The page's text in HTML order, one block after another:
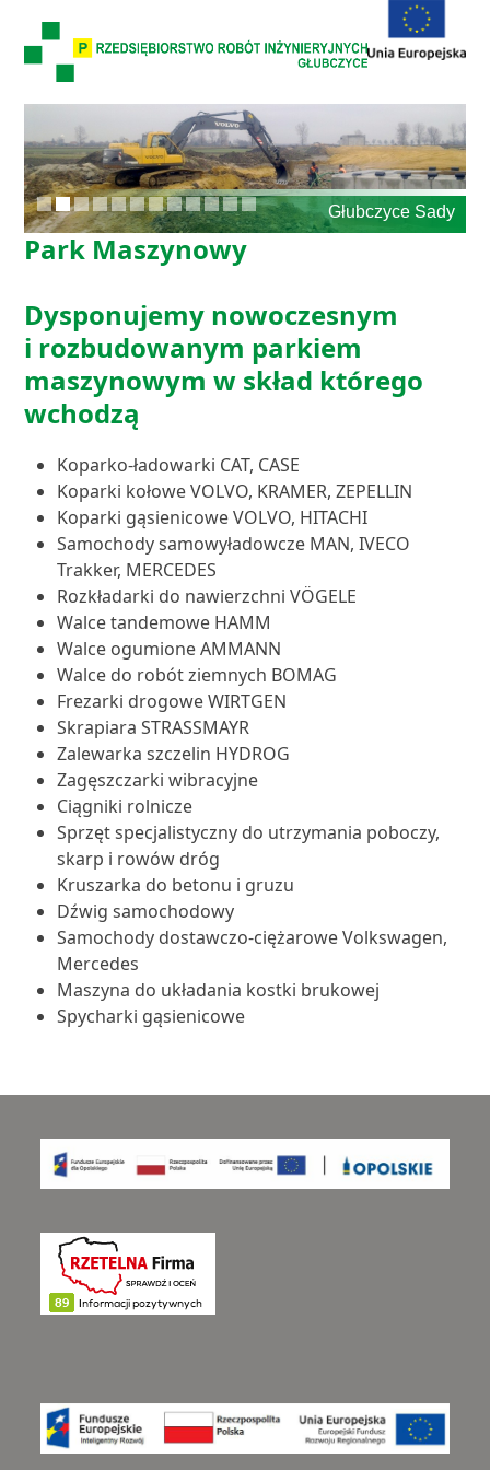
content
Głubczyce Sady
Park Maszynowy
Dysponujemy nowoczesnym
i rozbudowanym parkiem
maszynowym w skład którego
wchodzą
Koparko-ładowarki CAT, CASE
Koparki kołowe VOLVO, KRAMER, ZEPELLIN
Koparki gąsienicowe VOLVO, HITACHI
Samochody samowyładowcze MAN, IVECO
Trakker, MERCEDES
Rozkładarki do nawierzchni VÖGELE
Walce tandemowe HAMM
Walce ogumione AMMANN
Walce do robót ziemnych BOMAG
Frezarki drogowe WIRTGEN
Skrapiara STRASSMAYR
Zalewarka szczelin HYDROG
Zagęszczarki wibracyjne
Ciągniki rolnicze
Sprzęt specjalistyczny do utrzymania poboczy,
skarp i rowów dróg
Kruszarka do betonu i gruzu
Dźwig samochodowy
Samochody dostawczo-ciężarowe Volkswagen,
Mercedes
Maszyna do układania kostki brukowej
Spycharki gąsienicowe